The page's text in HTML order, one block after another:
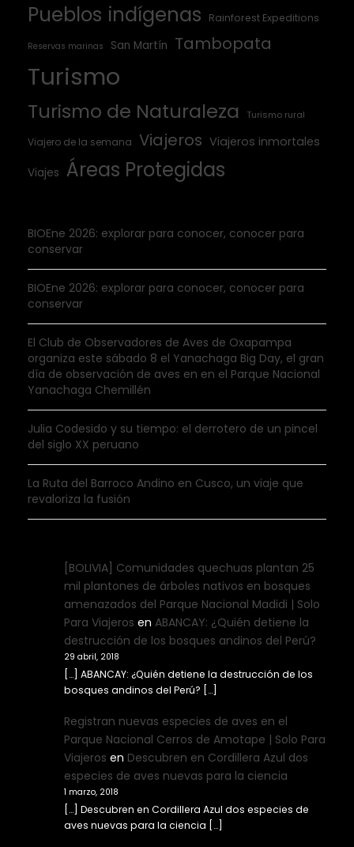
Pueblos indígenas Rainforest Expeditions
Reservas marinas San Martín Tambopata
Turismo
Turismo de Naturaleza Turismo rural
Viajero de la semana Viajeros Viajeros inmortales
Viajes Áreas Protegidas
BIOEne 2026: explorar para conocer, conocer para
conservar
BIOEne 2026: explorar para conocer, conocer para
conservar
El Club de Observadores de Aves de Oxapampa
organiza este sábado 8 el Yanachaga Big Day, el gran
día de observación de aves en en el Parque Nacional
Yanachaga Chemillén
Julia Codesido y su tiempo: el derrotero de un pincel
del siglo XX peruano
La Ruta del Barroco Andino en Cusco, un viaje que
revaloriza la fusión
[BOLIVIA] Comunidades quechuas plantan 25
mil plantones de árboles nativos en bosques
amenazados del Parque Nacional Madidi | Solo
Para Viajeros en ABANCAY: ¿Quién detiene la
destrucción de los bosques andinos del Perú?
29 abril, 2018
[…] ABANCAY: ¿Quién detiene la destrucción de los
bosques andinos del Perú? […]
Registran nuevas especies de aves en el
Parque Nacional Cerros de Amotape | Solo Para
Viajeros en Descubren en Cordillera Azul dos
especies de aves nuevas para la ciencia
1 marzo, 2018
[…] Descubren en Cordillera Azul dos especies de
aves nuevas para la ciencia […]